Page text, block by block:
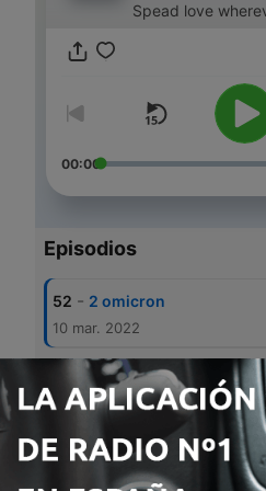
Spead love
00:00
Episodios
52 - 2 omicron
10 mar. 2022
Rapid Covid Test may
10 mar. 2022
50 - Thank you for staying